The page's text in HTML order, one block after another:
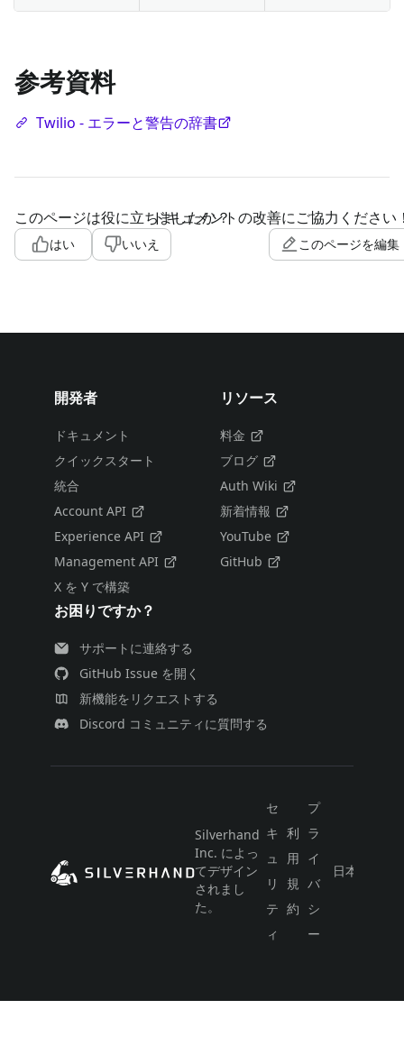
参考資料
Twilio - エラーと警告の辞書
このページは役に立ちましたか？
はい いいえ
ドキュメントの改善にご協力ください
このページを編集
開発者
ドキュメント
クイックスタート
統合
Account API
Experience API
Management API
X を Y で構築
リソース
料金
ブログ
Auth Wiki
新着情報
YouTube
GitHub
お困りですか？
サポートに連絡する
GitHub Issue を開く
新機能をリクエストする
Discord コミュニティに質問する
Silverhand
Inc. によっ
てデザイン
されまし
た。
セ
キ
ュ
リ
テ
ィ
利
用
規
約
プ
ラ
イ
バ
シ
ー
日本語